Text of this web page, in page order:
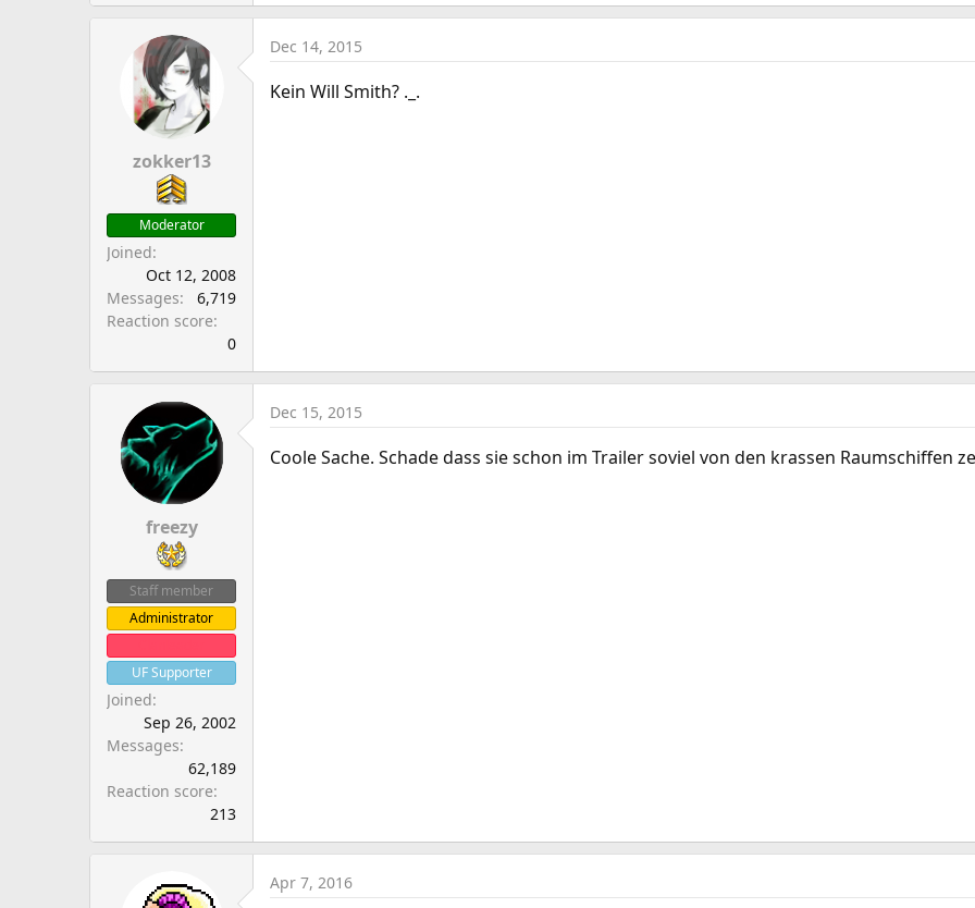
zokker13
Moderator
Joined
Oct 12, 2008
Messages
6,719
Reaction score
0
Dec 14, 2015
Kein Will Smith? ._.
freezy
Staff member
Administrator
UF Supporter
Joined
Sep 26, 2002
Messages
62,189
Reaction score
213
Dec 15, 2015
Coole Sache. Schade dass sie schon im Trailer soviel von den krassen Raumschiffen
Apr 7, 2016